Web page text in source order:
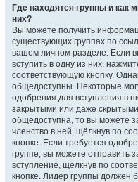
Где находятся группы и как
них?
Вы можете получить
существующих группах по
вашем личном разделе. Если
вступить в одну из них,
соответствующую кнопку.
общедоступны. Некоторые
одобрения для вступления в
закрытыми или даже
общедоступна, то вы можете
членство в ней, щёлкнув по
кнопке. Если требуется
группе, вы можете отправить
вступление, щёлкнув по
кнопке. Лидер группы должен